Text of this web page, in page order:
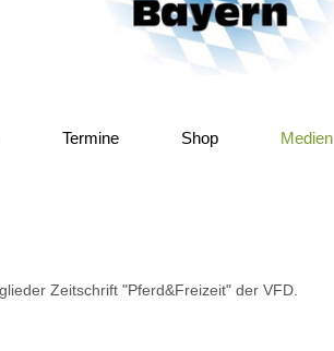
Termine Shop Medien
Zeitschrift "Pferd&Freizeit" der VFD.